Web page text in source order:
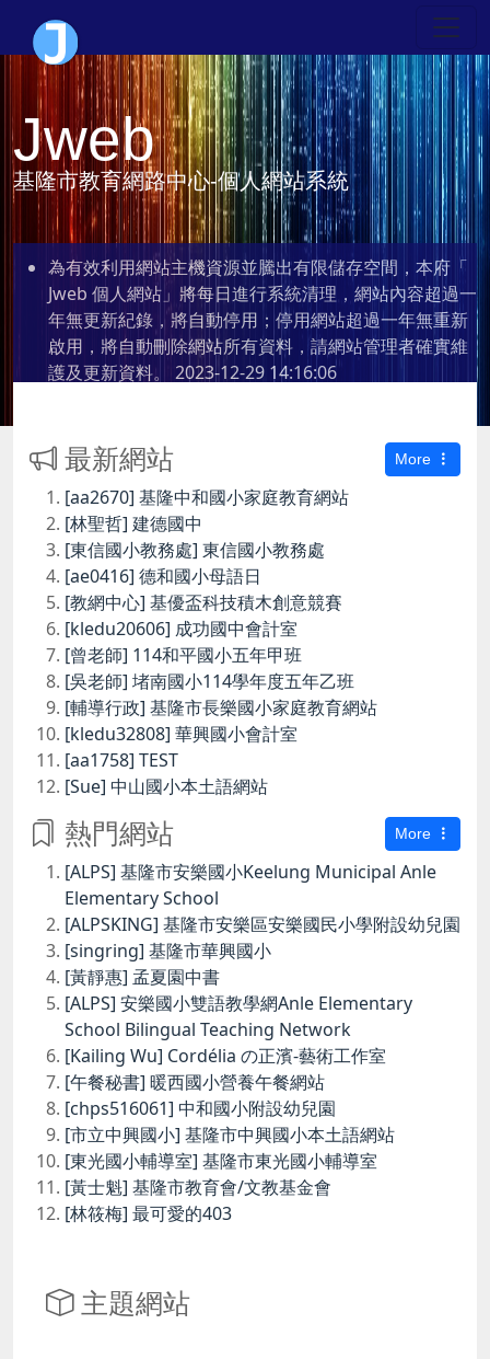
Jweb
基隆市教育網路中心-個人網站系統
為有效利用網站主機資源並騰出有限儲存空間，本府「
Jweb 個人網站」將每日進行系統清理，網站內容超過一
年無更新紀錄，將自動停用；停用網站超過一年無重新
啟用，將自動刪除網站所有資料，請網站管理者確實維
護及更新資料。 2023-12-29 14:16:06
最新網站 More
[aa2670] 基隆中和國小家庭教育網站
[林聖哲] 建德國中
[東信國小教務處] 東信國小教務處
[ae0416] 德和國小母語日
[教網中心] 基優盃科技積木創意競賽
[kledu20606] 成功國中會計室
[曾老師] 114和平國小五年甲班
[吳老師] 堵南國小114學年度五年乙班
[輔導行政] 基隆市長樂國小家庭教育網站
[kledu32808] 華興國小會計室
[aa1758] TEST
[Sue] 中山國小本土語網站
熱門網站 More
[ALPS] 基隆市安樂國小Keelung Municipal Anle
Elementary School
[ALPSKING] 基隆市安樂區安樂國民小學附設幼兒園
[singring] 基隆市華興國小
[黃靜惠] 孟夏園中書
[ALPS] 安樂國小雙語教學網Anle Elementary
School Bilingual Teaching Network
[Kailing Wu] Cordélia の正濱-藝術工作室
[午餐秘書] 暖西國小營養午餐網站
[chps516061] 中和國小附設幼兒園
[市立中興國小] 基隆市中興國小本土語網站
[東光國小輔導室] 基隆市東光國小輔導室
[黃士魁] 基隆市教育會/文教基金會
[林筱梅] 最可愛的403
主題網站